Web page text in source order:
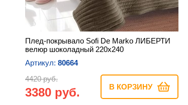
Плед-покрывало Sofi De Marko ЛИБЕРТИ
велюр шоколадный 220х240
Артикул: 80664
4420 руб.
3380 руб. В КОРЗИНУ